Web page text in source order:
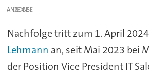
ANZEIGE
Nachfolge tritt zum 1. April 2024
Lehmann an, seit Mai 2023 bei
der Position Vice President IT